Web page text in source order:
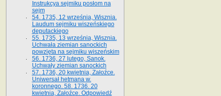
Instrukcya sejmiku posłom na
sejm
54. 1735, 12 września, Wisznia.
Laudum sejmiku wiszeńskiego
deputackiego
55. 1735, 13 września, Wisznia.
Uchwała ziemian sanockich
powzięta na sejmiku wiszeńskim
56. 1736, 27 lutego, Sanok.
Uchwały ziemian sanockich
57. 1736, 20 kwietnia, Załoźce.
Uniwersał hetmana w.
koronnego. 58. 1736. 20
kwietnia, Załoźce. Odpowiedź